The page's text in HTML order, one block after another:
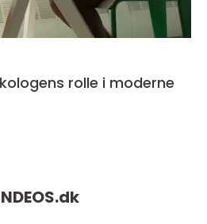
rolle i moderne
dk